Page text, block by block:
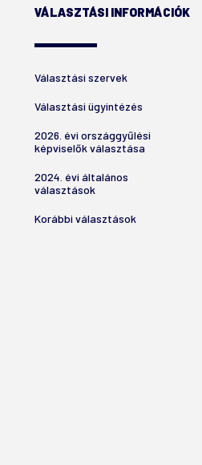
VÁLASZTÁSI INFORMÁCIÓK
Választási szervek
Választási ügyintézés
2026. évi országgyűlési
képviselők választása
2024. évi általános
választások
Korábbi választások